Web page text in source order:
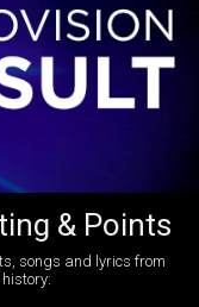
& Points
songs and lyrics from